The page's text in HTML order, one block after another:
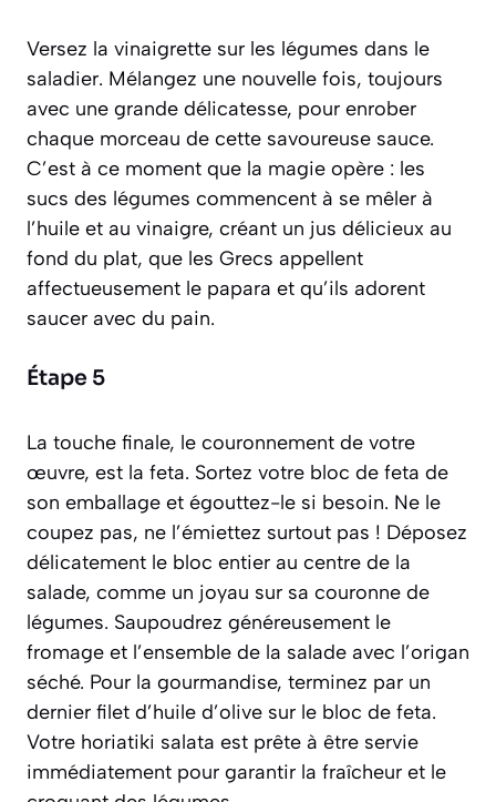
Versez la vinaigrette sur les légumes dans le
saladier. Mélangez une nouvelle fois, toujours
avec une grande délicatesse, pour enrober
chaque morceau de cette savoureuse sauce.
C’est à ce moment que la magie opère : les
sucs des légumes commencent à se mêler à
l’huile et au vinaigre, créant un jus délicieux au
fond du plat, que les Grecs appellent
affectueusement le papara et qu’ils adorent
saucer avec du pain.
Étape 5
La touche finale, le couronnement de votre
œuvre, est la feta. Sortez votre bloc de feta de
son emballage et égouttez-le si besoin. Ne le
coupez pas, ne l’émiettez surtout pas ! Déposez
délicatement le bloc entier au centre de la
salade, comme un joyau sur sa couronne de
légumes. Saupoudrez généreusement le
fromage et l’ensemble de la salade avec l’origan
séché. Pour la gourmandise, terminez par un
dernier filet d’huile d’olive sur le bloc de feta.
Votre horiatiki salata est prête à être servie
immédiatement pour garantir la fraîcheur et le